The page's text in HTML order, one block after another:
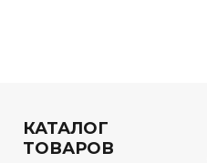
КАТАЛОГ
ТОВАРОВ